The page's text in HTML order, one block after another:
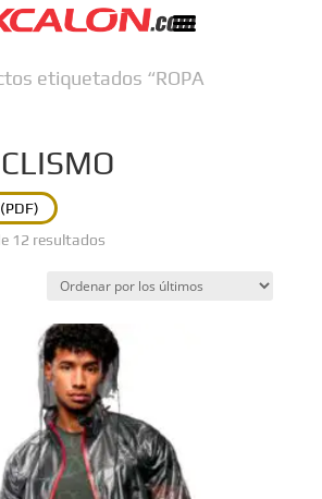
etiquetados “ROPA
12 resultadosOrdenado
últimos